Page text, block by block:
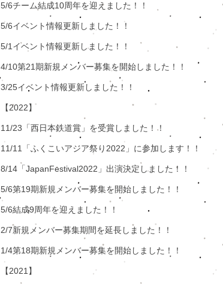
5/6チーム結成10周年を迎えました！！​
5/6イベント情報更新しました！！
5/1イベント情報更新しました！！
​4/10第21期新規メンバー募集を開始しました！！
3/25イベント情報更新しました！！
【2022】
11/23「西日本鉄道賞」を受賞しました！！
11/11「ふくこいアジア祭り2022」に参加します！！​
8/14「JapanFestival2022」出演決定しました！！
​5/6第19期新規メンバー募集を開始しました！！
5/6結成9周年を迎えました！！
​2/7新規メンバー募集期間を延長しました！！
1/4第18期新規メンバー募集を開始しました！！
【2021】